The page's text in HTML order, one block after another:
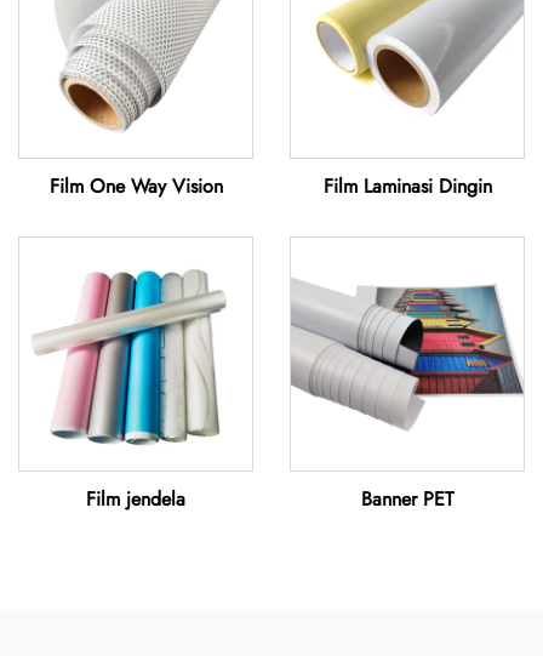
Film One Way Vision Film Laminasi Dingin
Film jendela Banner PET